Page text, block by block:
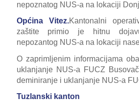
nepoznatog NUS-a na lokaciji
Općina Vitez.Kantonalni
zaštite primio je hitnu
nepozantog NUS-a na lokaciji
O zaprimljenim informacijama
uklanjanje NUS-a FUCZ
deminiranje i uklanjanje NUS-a
Tuzlanski kanton